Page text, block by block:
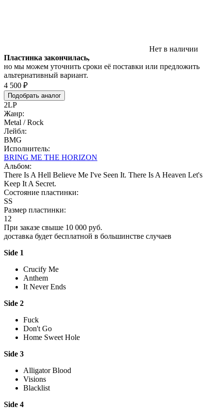
Нет в наличии
Пластинка закончилась,
но мы можем уточнить сроки её поставки или предложить
альтернативный вариант.
4 500 ₽
Подобрать аналог
2LP
Жанр:
Metal / Rock
Лейбл:
BMG
Исполнитель:
BRING ME THE HORIZON
Альбом:
There Is A Hell Believe Me I've Seen It. There Is A Heaven Let's
Keep It A Secret.
Состояние пластинки:
SS
Размер пластинки:
12
При заказе свыше 10 000 руб.
доставка будет бесплатной в большинстве случаев
Side 1
Crucify Me
Anthem
It Never Ends
Side 2
Fuck
Don't Go
Home Sweet Hole
Side 3
Alligator Blood
Visions
Blacklist
Side 4